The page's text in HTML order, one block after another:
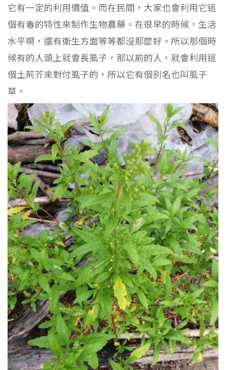
它有一定的利用價值。而在民間，大家也會利用它這
個有毒的特性來制作生物農藥。在很早的時候，生活
水平啊，還有衛生方面等等都沒那麼好。所以那個時
候有的人頭上就會長虱子，那以前的人，就會利用這
個土荊芥來對付虱子的，所以它有個別名也叫虱子
草。